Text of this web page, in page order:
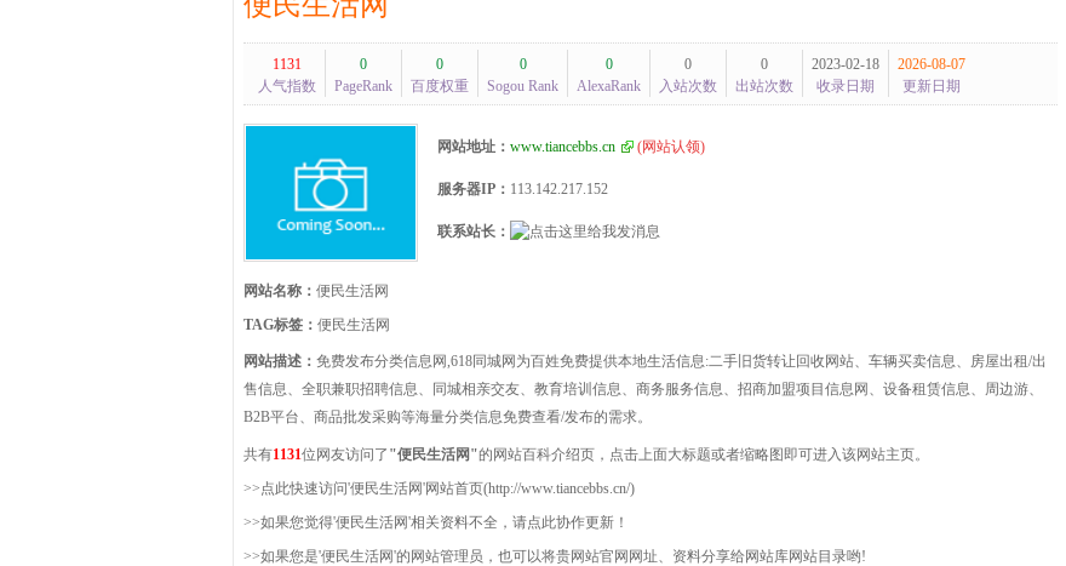
1131
人气指数
0
PageRank
0
百度权重
0
Sogou Rank
0
AlexaRank
0
入站次数
0
出站次数
2023-02-18
收录日期
2026-08-07
更新日期
网站地址： www.tiancebbs.cn (网站认领)
服务器IP： 113.142.217.152
联系站长：
网站名称： 便民生活网
TAG标签： 便民生活网
网站描述： 免费发布分类信息网,618同城网为百姓免费提供本地生活信息:二手旧货转让回收网站、车辆买卖信息、房屋出租/出
售信息、全职兼职招聘信息、同城相亲交友、教育培训信息、商务服务信息、招商加盟项目信息网、设备租赁信息、周边游、
B2B平台、商品批发采购等海量分类信息免费查看/发布的需求。
共有1131位网友访问了 "便民生活网"的网站百科介绍页，点击上面大标题或者缩略图即可进入该网站主页。
>>点此快速访问'便民生活网'网站首页(http://www.tiancebbs.cn/)
>>如果您觉得'便民生活网'相关资料不全，请点此协作更新！
>>如果您是'便民生活网'的网站管理员，也可以将贵网站官网网址、资料分享给网站库网站目录哟!